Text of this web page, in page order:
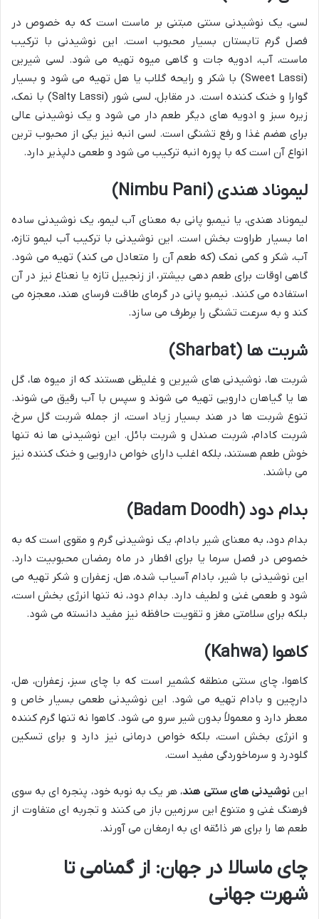
لسی، یک نوشیدنی سنتی مبتنی بر ماست است که به خصوص در
فصل گرم تابستان بسیار محبوب است. این نوشیدنی با ترکیب
ماست، آب، ادویه جات و گاهی میوه تهیه می شود. لسی شیرین
(Sweet Lassi) با شکر و رایحه گلاب یا هل تهیه می شود و بسیار
گوارا و خنک کننده است. در مقابل، لسی شور (Salty Lassi) با نمک،
زیره سبز و ادویه های دیگر طعم دار می شود و یک نوشیدنی عالی
برای هضم غذا و رفع تشنگی است. لسی انبه نیز یکی از محبوب ترین
انواع آن است که با پوره انبه ترکیب می شود و طعمی دلپذیر دارد.
لیموناد هندی (Nimbu Pani)
لیموناد هندی، یا نیمبو پانی به معنای آب لیمو، یک نوشیدنی ساده
اما بسیار طراوت بخش است. این نوشیدنی با ترکیب آب لیمو تازه،
آب، شکر و کمی نمک (که طعم آن را متعادل می کند) تهیه می شود.
گاهی اوقات برای طعم دهی بیشتر، از زنجبیل تازه یا نعناع نیز در آن
استفاده می کنند. نیمبو پانی در گرمای طاقت فرسای هند، معجزه می
کند و به سرعت تشنگی را برطرف می سازد.
شربت ها (Sharbat)
شربت ها، نوشیدنی های شیرین و غلیظی هستند که از میوه ها، گل
ها یا گیاهان دارویی تهیه می شوند و سپس با آب رقیق می شوند.
تنوع شربت ها در هند بسیار زیاد است، از جمله شربت گل سرخ،
شربت کادام، شربت صندل و شربت بائل. این نوشیدنی ها نه تنها
خوش طعم هستند، بلکه اغلب دارای خواص دارویی و خنک کننده نیز
می باشند.
بدام دود (Badam Doodh)
بدام دود، به معنای شیر بادام، یک نوشیدنی گرم و مقوی است که به
خصوص در فصل سرما یا برای افطار در ماه رمضان محبوبیت دارد.
این نوشیدنی با شیر، بادام آسیاب شده، هل، زعفران و شکر تهیه می
شود و طعمی غنی و لطیف دارد. بدام دود، نه تنها انرژی بخش است،
بلکه برای سلامتی مغز و تقویت حافظه نیز مفید دانسته می شود.
کاهوا (Kahwa)
کاهوا، چای سنتی منطقه کشمیر است که با چای سبز، زعفران، هل،
دارچین و بادام تهیه می شود. این نوشیدنی طعمی بسیار خاص و
معطر دارد و معمولاً بدون شیر سرو می شود. کاهوا نه تنها گرم کننده
و انرژی بخش است، بلکه خواص درمانی نیز دارد و برای تسکین
گلودرد و سرماخوردگی مفید است.
ایننوشیدنی های سنتی هند، هر یک به نوبه خود، پنجره ای به سوی
فرهنگ غنی و متنوع این سرزمین باز می کنند و تجربه ای متفاوت از
طعم ها را برای هر ذائقه ای به ارمغان می آورند.
چای ماسالا در جهان: از گمنامی تا
شهرت جهانی